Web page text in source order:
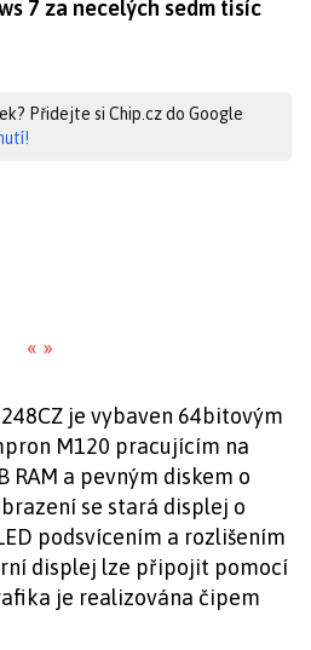
7 za necelých sedm tisíc
Přidejte si Chip.cz do Google
« »
je vybaven 64bitovým
M120 pracujícím na
RAM a pevným diskem o
se stará displej o
podsvícením a rozlišením
displej lze připojit pomocí
je realizována čipem